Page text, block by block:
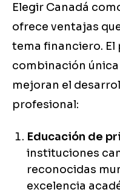
Elegir Canadá
ofrece ventajas
tema financiero. El
combinación
mejoran el
profesional:
Educación de
instituciones
reconocidas
excelencia